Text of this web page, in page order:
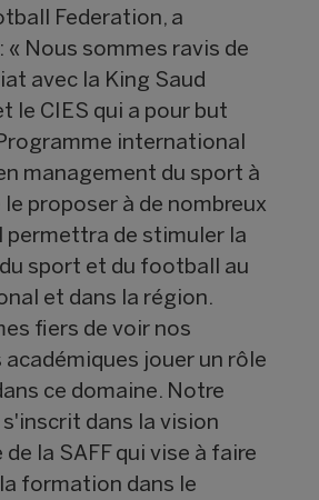
Federation, a
« Nous sommes ravis de
avec la King Saud
le CIES qui a pour but
international
management du sport à
le proposer à de nombreux
permettra de stimuler la
sport et du football au
et dans la région.
fiers de voir nos
jouer un rôle
ce domaine. Notre
dans la vision
la SAFF qui vise à faire
formation dans le